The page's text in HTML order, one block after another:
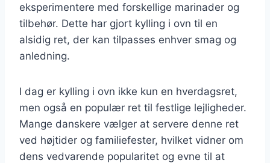
eksperimentere med forskellige marinader og
tilbehør. Dette har gjort kylling i ovn til en
alsidig ret, der kan tilpasses enhver smag og
anledning.
I dag er kylling i ovn ikke kun en hverdagsret,
men også en populær ret til festlige lejligheder.
Mange danskere vælger at servere denne ret
ved højtider og familiefester, hvilket vidner om
dens vedvarende popularitet og evne til at